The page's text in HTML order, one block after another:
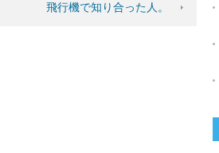
飛行機で知り合った人。